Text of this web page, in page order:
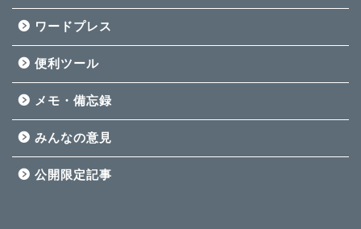
ワードプレス
便利ツール
メモ・備忘録
みんなの意見
公開限定記事